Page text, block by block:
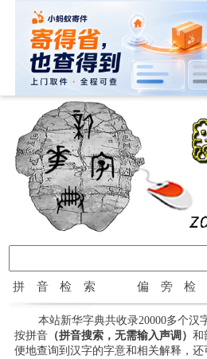
拼音检索 偏旁检
本站新华字典共收录20000多个汉
按拼音（拼音搜索，无需输入声调） 和
便地查询到汉字的字意和相关解释，